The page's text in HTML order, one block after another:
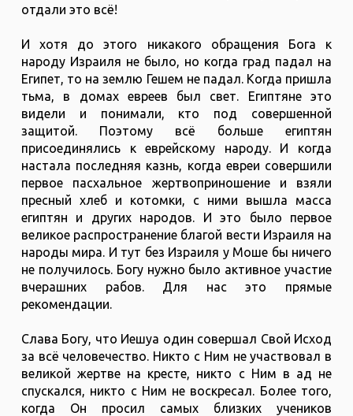
отдали это всё!
И хотя до этого никакого обращения Бога к
народу Израиля не было, но когда град падал на
Египет, то на землю Гешем не падал. Когда пришла
тьма, в домах евреев был свет. Египтяне это
видели и понимали, кто под совершенной
защитой. Поэтому всё больше египтян
присоединялись к еврейскому народу. И когда
настала последняя казнь, когда евреи совершили
первое пасхальное жертвоприношение и взяли
пресный хлеб и котомки, с ними вышла масса
египтян и других народов. И это было первое
великое распространение благой вести Израиля на
народы мира. И тут без Израиля у Моше бы ничего
не получилось. Богу нужно было активное участие
вчерашних рабов. Для нас это прямые
рекомендации.
Слава Богу, что Иешуа один совершал Свой Исход
за всё человечество. Никто с Ним не участвовал в
великой жертве на кресте, никто с Ним в ад не
спускался, никто с Ним не воскресал. Более того,
когда Он просил самых близких учеников